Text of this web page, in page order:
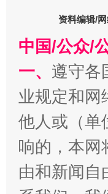
资料编辑/
中国/公众/
一、 遵守各
业规定和网
他人或（单
响的，本网
由和新闻自